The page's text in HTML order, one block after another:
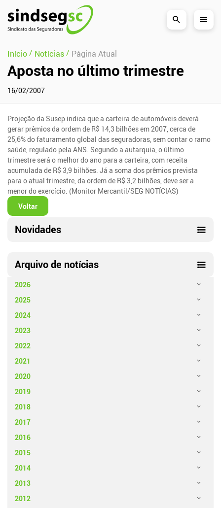
Pular Navegação (s)
Início/ Notícias/ Página Atual
Aposta no último trimestre
16/02/2007
Projeção da Susep indica que a carteira de automóveis deverá
gerar prêmios da ordem de R$ 14,3 bilhões em 2007, cerca de
25,6% do faturamento global das seguradoras, sem contar o ramo
saúde, regulado pela ANS. Segundo a autarquia, o último
trimestre será o melhor do ano para a carteira, com receita
acumulada de R$ 3,9 bilhões. Já a soma dos prêmios prevista
para o atual trimestre, da ordem de R$ 3,2 bilhões, deve ser a
menor do exercício. (Monitor Mercantil/SEG NOTÍCIAS)
Voltar
Novidades
Arquivo de notícias
2026
2025
2024
2023
2022
2021
2020
2019
2018
2017
2016
2015
2014
2013
2012